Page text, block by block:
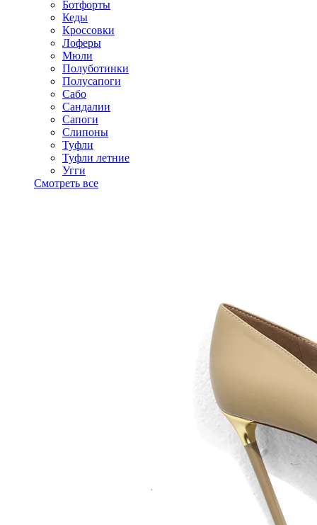
Ботфорты
Кеды
Кроссовки
Лоферы
Мюли
Полуботинки
Полусапоги
Сабо
Сандалии
Сапоги
Слипоны
Туфли
Туфли летние
Угги
Смотреть все